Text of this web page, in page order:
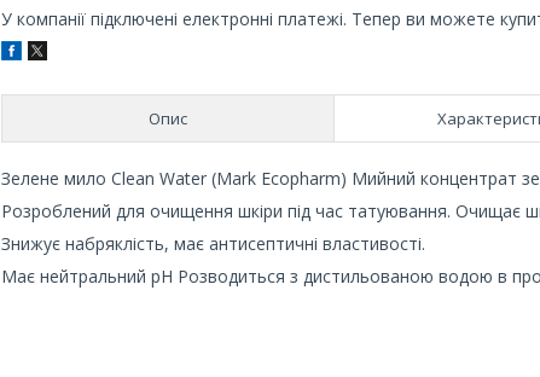
У компанії підключені електронні платежі. Тепер ви можете
Опис
Зелене мило Clean Water (Mark Ecopharm) Мийний концентрат
Розроблений для очищення шкіри під час татуювання. Очищає
Знижує набряклість, має антисептичні властивості.
Має нейтральний pH Розводиться з дистильованою водою в